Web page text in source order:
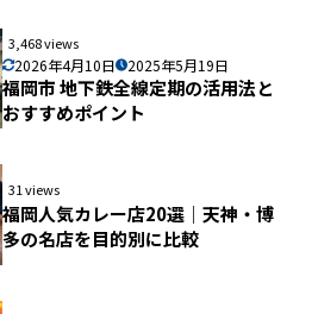
3,468 views
2026年4月10日 2025年5月19日
福岡市 地下鉄全線定期の活用法と
おすすめポイント
31 views
福岡人気カレー店20選｜天神・博
多の名店を目的別に比較